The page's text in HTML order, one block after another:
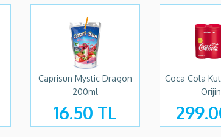
Caprisun Mystic Dragon
200ml
16.50 TL
Coca Cola